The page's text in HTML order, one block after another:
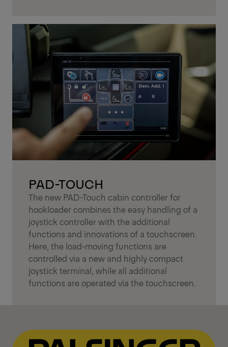
PAD-TOUCH
The new PAD-Touch cabin controller for
hookloader combines the easy handling of a
joystick controller with the additional
functions and innovations of a touchscreen.
Here, the load-moving functions are
controlled via a new and highly compact
joystick terminal, while all additional
functions are operated via the touchscreen.